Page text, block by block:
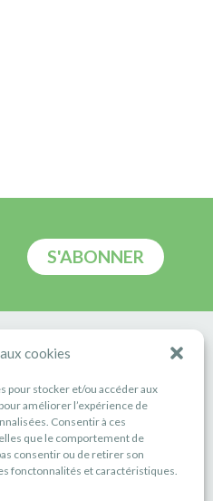
cookies
pour stocker et/ou accéder aux
améliorer l’expérience de
Consentir à ces
que le comportement de
consentir ou de retirer son
fonctonnalités et caractéristiques.